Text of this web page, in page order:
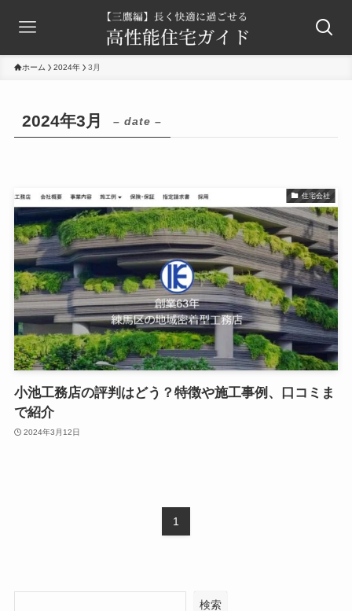
ホーム 2024年 3月
2024年3月 – date –
住宅会社
小池工務店の評判はどう？特徴や施工事例、口コミま
で紹介
2024年3月12日
1
検索